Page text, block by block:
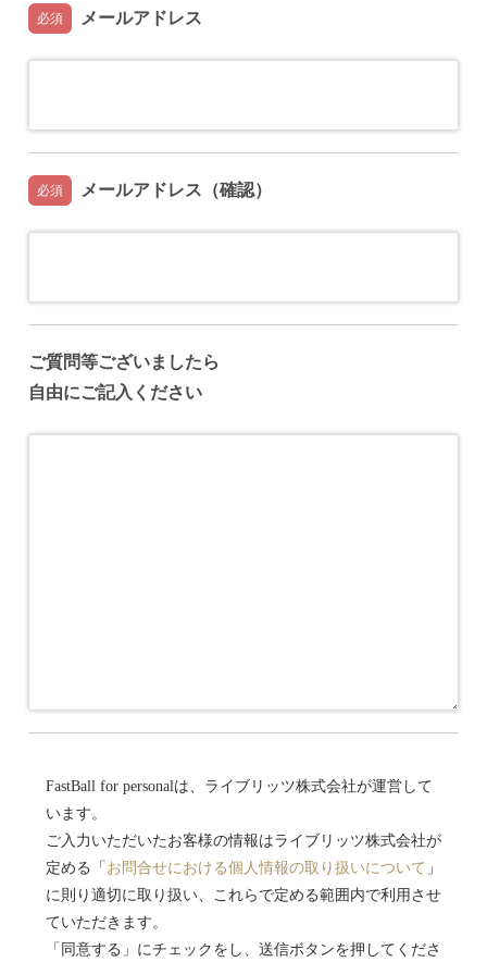
必須 メールアドレス
必須 メールアドレス（確認）
ご質問等ございましたら
自由にご記入ください
FastBall for personalは、ライブリッツ株式会社が運営して
います。
ご入力いただいたお客様の情報はライブリッツ株式会社が
定める「 お問合せにおける個人情報の取り扱いについて 」
に則り適切に取り扱い、これらで定める範囲内で利用させ
ていただきます。
「同意する」にチェックをし、送信ボタンを押してくださ